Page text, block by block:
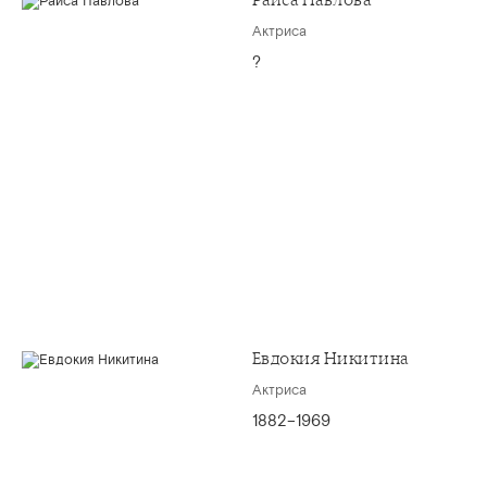
Актриса
?
Евдокия Никитина
Актриса
1882–1969